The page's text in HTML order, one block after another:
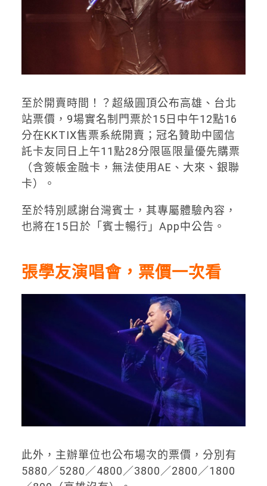
至於開賣時間！？超級圓頂公布高雄、台北
站票價，9場實名制門票於15日中午12點16
分在KKTIX售票系統開賣；冠名贊助中國信
託卡友同日上午11點28分限區限量優先購票
（含簽帳金融卡，無法使用AE、大來、銀聯
卡）。
至於特別感謝台灣賓士，其專屬體驗內容，
也將在15日於「賓士暢行」App中公告。
張學友演唱會，票價一次看
此外，主辦單位也公布場次的票價，分別有
5880／5280／4800／3800／2800／1800